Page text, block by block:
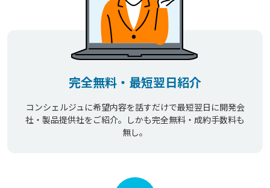
完全無料・最短翌日紹介
コンシェルジュに希望内容を話すだけで最短翌日に開発会
社・製品提供社をご紹介。しかも完全無料・成約手数料も
無し。